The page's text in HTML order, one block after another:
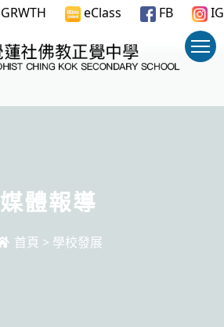
GRWTH eClass FB IG
媒體報導
首頁 > 學校發展